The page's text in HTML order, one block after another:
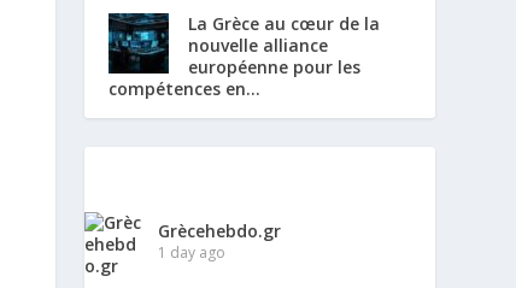
La Grèce au cœur de la
nouvelle alliance
européenne pour les
compétences en...
Grècehebdo.gr
1 day ago